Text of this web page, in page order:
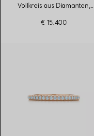
Vollkreis aus Diamanten,
€ 15.400